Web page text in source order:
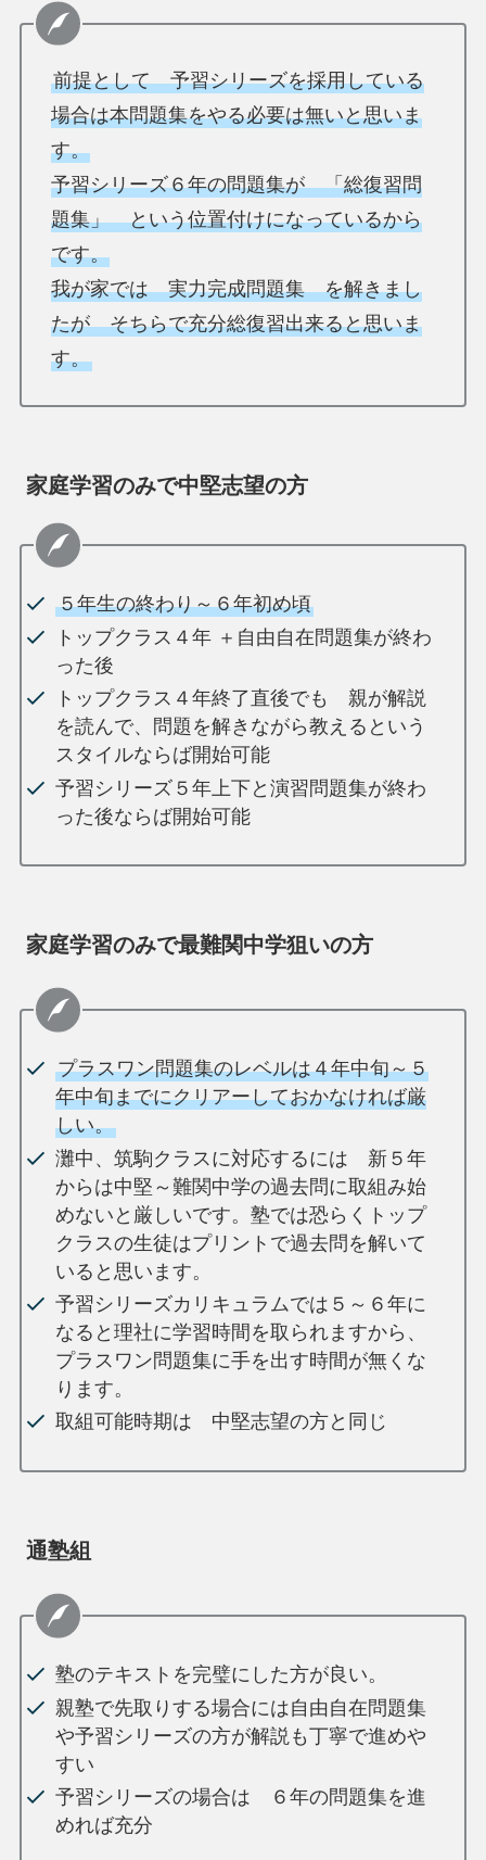
前提として 予習シリーズを採用している
場合は本問題集をやる必要は無いと思いま
す。
予習シリーズ６年の問題集が 「総復習問
題集」 という位置付けになっているから
です。
我が家では 実力完成問題集 を解きまし
たが そちらで充分総復習出来ると思いま
す。
家庭学習のみで中堅志望の方
５年生の終わり～６年初め頃
トップクラス４年 ＋自由自在問題集が終わ
った後
トップクラス４年終了直後でも 親が解説
を読んで、問題を解きながら教えるという
スタイルならば開始可能
予習シリーズ５年上下と演習問題集が終わ
った後ならば開始可能
家庭学習のみで最難関中学狙いの方
プラスワン問題集のレベルは４年中旬～５
年中旬までにクリアーしておかなければ厳
しい。
灘中、筑駒クラスに対応するには 新５年
からは中堅～難関中学の過去問に取組み始
めないと厳しいです。塾では恐らくトップ
クラスの生徒はプリントで過去問を解いて
いると思います。
予習シリーズカリキュラムでは５～６年に
なると理社に学習時間を取られますから、
プラスワン問題集に手を出す時間が無くな
ります。
取組可能時期は 中堅志望の方と同じ
通塾組
塾のテキストを完璧にした方が良い。
親塾で先取りする場合には自由自在問題集
や予習シリーズの方が解説も丁寧で進めや
すい
予習シリーズの場合は ６年の問題集を進
めれば充分